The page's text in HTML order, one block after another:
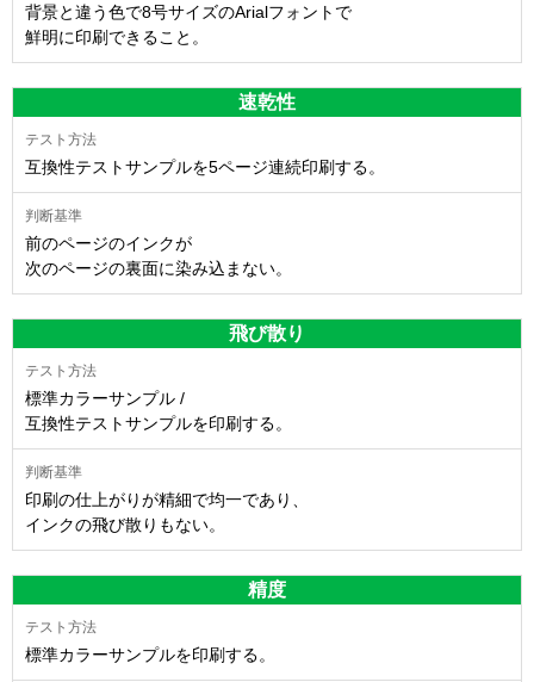
背景と違う色で8号サイズのArialフォントで
鮮明に印刷できること。
速乾性
互換性テストサンプルを5ページ連続印刷する。
前のページのインクが
次のページの裏面に染み込まない。
飛び散り
標準カラーサンプル /
互換性テストサンプルを印刷する。
印刷の仕上がりが精細で均一であり、
インクの飛び散りもない。
精度
標準カラーサンプルを印刷する。